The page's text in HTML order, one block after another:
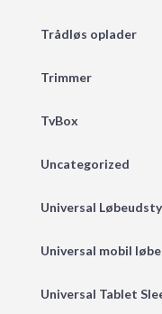
Trådløs oplader
Trimmer
TvBox
Uncategorized
Universal
Universal mobil
Universal Tablet